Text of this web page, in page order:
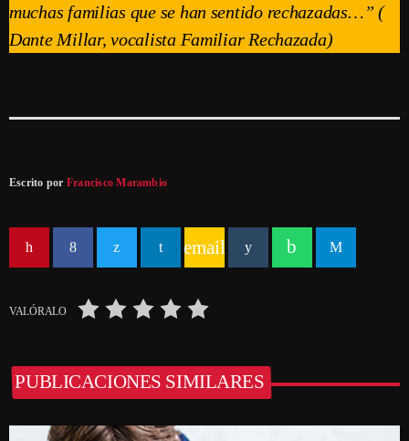
muchas familias que se han sentido rechazadas…” (
Dante Millar, vocalista Familiar Rechazada)
Escrito por Francisco Marambio
email
VALÓRALO
PUBLICACIONES SIMILARES